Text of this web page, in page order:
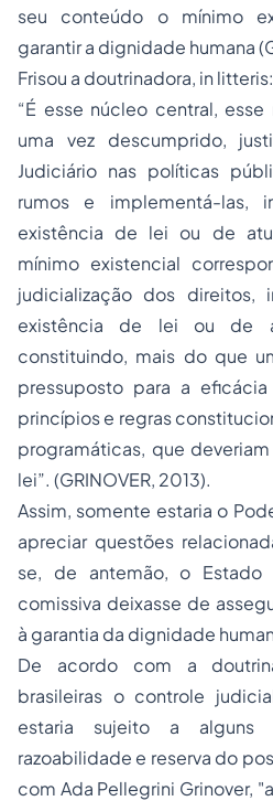
seu conteúdo o mínimo
garantir a dignidade humana
Frisou a doutrinadora, in litteris:
“É esse núcleo central,
uma vez descumprido,
Judiciário nas políticas
rumos e implementá-las,
existência de lei ou de
mínimo existencial
judicialização dos direitos,
existência de lei ou de
constituindo, mais do que
pressuposto para a
princípios e regras
programáticas, que
lei”. (GRINOVER, 2013).
Assim, somente estaria o
apreciar questões
se, de antemão, o Estado
comissiva deixasse de
à garantia da dignidade
De acordo com a
brasileiras o controle
estaria sujeito a alguns
razoabilidade e reserva do
com Ada Pellegrini Grinover,